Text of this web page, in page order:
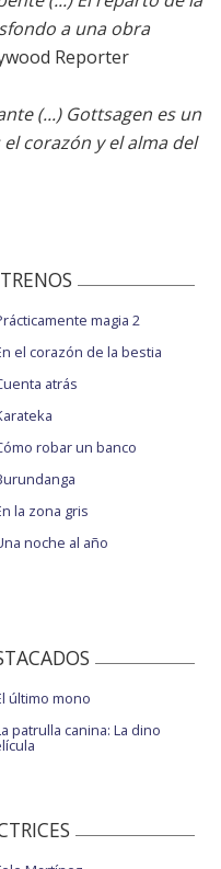
a una obra
Reporter
(...) Gottsagen es un
corazón y el alma del
magia 2
el corazón de la bestia
atrás
robar un banco
la zona gris
noche al año
último mono
patrulla canina: La dino